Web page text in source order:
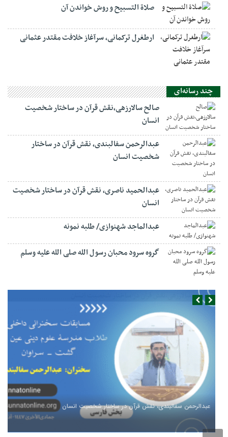
صلاة التسبيح و روش خواندن آن
ارطغرل ترکمانی، سرآغاز خلافت مقتدر عثمانی
چند رسانه‌ای
صالح سالارزهی،‌نقش قرآن در ساختار شخصیت
انسان
عبدالرحمن سفالبندی، نقش قرآن در ساختار
شخصیت انسان
عبدالحمید ناصری، نقش قرآن در ساختار شخصیت
انسان
عبدالماجد شهنوازی/ طلبه نمونه
گروه سرود محبان رسول الله صلی الله علیه وسلم
عبدالرحمن سفالبندی، نقش قرآن در ساختار شخصیت انسان